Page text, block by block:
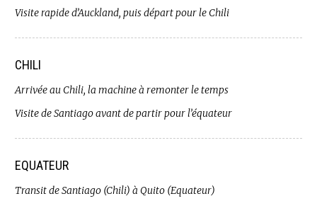
Visite rapide d’Auckland, puis départ pour le Chili
CHILI
Arrivée au Chili, la machine à remonter le temps
Visite de Santiago avant de partir pour l’équateur
EQUATEUR
Transit de Santiago (Chili) à Quito (Equateur)